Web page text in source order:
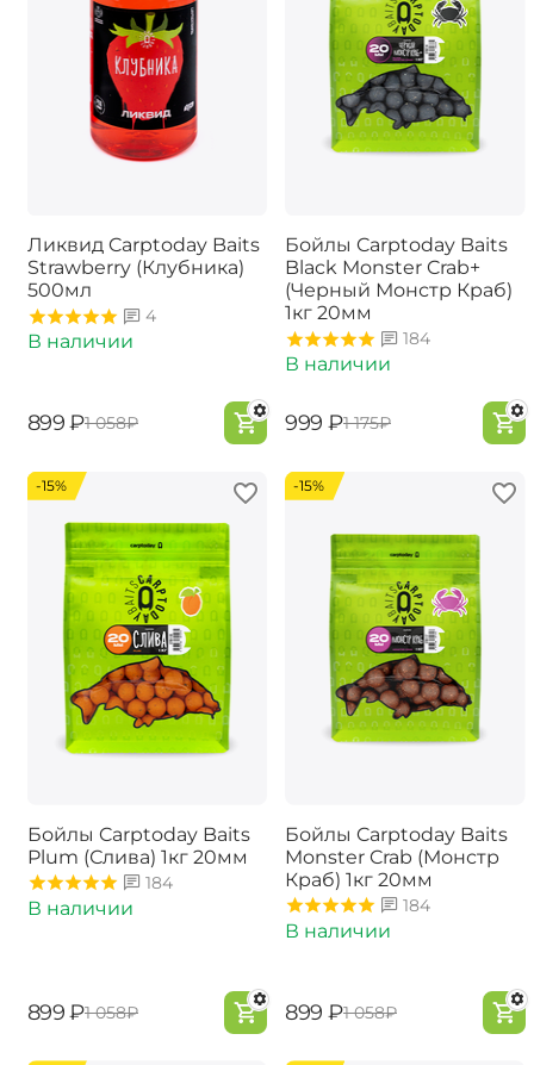
Ликвид Carptoday Baits
Strawberry (Клубника)
500мл
4
В наличии
‍899‍ ₽‍1 058‍₽
Бойлы Carptoday Baits
Black Monster Crab+
(Черный Монстр Краб)
1кг 20мм
184
В наличии
‍999‍ ₽‍1 175‍₽
-15%
Бойлы Carptoday Baits
Plum (Слива) 1кг 20мм
184
В наличии
‍899‍ ₽‍1 058‍₽
-15%
Бойлы Carptoday Baits
Monster Crab (Монстр
Краб) 1кг 20мм
184
В наличии
‍899‍ ₽‍1 058‍₽